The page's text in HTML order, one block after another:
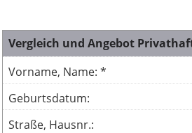
Vergleich und Angebot
Vorname, Name: *
Geburtsdatum:
Straße, Hausnr.: